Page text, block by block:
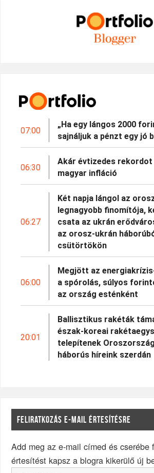
07:00
„Ha egy lángos 2000
sajnáljuk a pénzt egy jó
06:30
Akár évtizedes rekordot
magyar infláció
06:27
Két napja lángol az
legnagyobb finomítója,
csata az ukrán
az orosz-ukrán
csütörtökön
06:00
Megjött az
a spórolás, súlyos
az ország esténként
20:01
Ballisztikus rakéták
észak-koreai
telepítenek
háborús híreink szerdán
FELIRATKOZÁS E-MAIL ÉRTESÍTÉSRE
Add meg az e-mail címed és cserébe
értesítést kapsz a blogra kikerülő új